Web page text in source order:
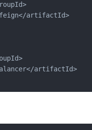
>
</artifactId>
>
</artifactId>